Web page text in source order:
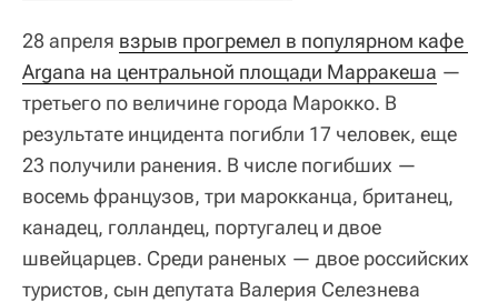
28 апреля взрыв прогремел в популярном кафе
Argana на центральной площади Марракеша —
третьего по величине города Марокко. В
результате инцидента погибли 17 человек, еще
23 получили ранения. В числе погибших —
восемь французов, три марокканца, британец,
канадец, голландец, португалец и двое
швейцарцев. Среди раненых — двое российских
туристов, сын депутата Валерия Селезнева